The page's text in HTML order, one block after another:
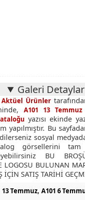
Galeri
Aktüel Ürünler
A101 13
yazısı ekinde
yapılmıştır. Bu
sosyal
görsellerini
BU
LOGOSU BULUNAN
İÇİN SATIŞ TARİHİ
13 Temmuz, A101 6